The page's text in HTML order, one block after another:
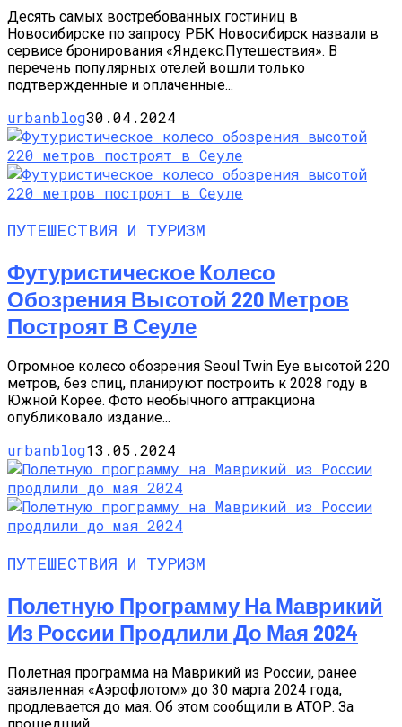
Десять самых востребованных гостиниц в
Новосибирске по запросу РБК Новосибирск назвали в
сервисе бронирования «Яндекс.Путешествия». В
перечень популярных отелей вошли только
подтвержденные и оплаченные...
urbanblog30.04.2024
ПУТЕШЕСТВИЯ И ТУРИЗМ
Футуристическое Колесо
Обозрения Высотой 220 Метров
Построят В Сеуле
Огромное колесо обозрения Seoul Twin Eye высотой 220
метров, без спиц, планируют построить к 2028 году в
Южной Корее. Фото необычного аттракциона
опубликовало издание...
urbanblog13.05.2024
ПУТЕШЕСТВИЯ И ТУРИЗМ
Полетную Программу На Маврикий
Из России Продлили До Мая 2024
Полетная программа на Маврикий из России, ранее
заявленная «Аэрофлотом» до 30 марта 2024 года,
продлевается до мая. Об этом сообщили в АТОР. За